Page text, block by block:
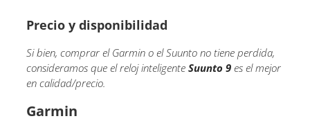
Precio y disponibilidad
Si bien, comprar el Garmin o el Suunto no tiene perdida,
consideramos que el reloj inteligente Suunto 9 es el mejor
en calidad/precio.
Garmin